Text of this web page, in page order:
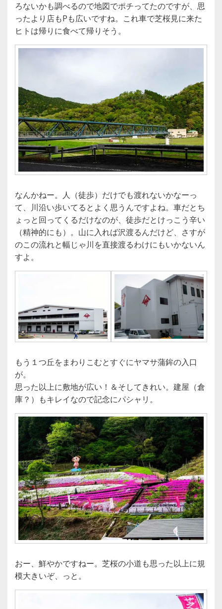
ろないかも調べるので地図でポチってたのですが、思
ったより店もPも広いですね。これ車で芝桜見に来た
ヒトは帰りに食べて帰りそう。
なんかねー。人（徒歩）だけでも渡れないかなーっ
て、川沿い歩いてるとよく思うんですよね。車だとち
ょっと回ってくるだけなのが、徒歩だとけっこう辛い
（精神的にも）。山に入れば沢渡るんだけど、さすが
のこの流れと幅じゃ川を直接渡るわけにもいかないん
すよ。
もう１つ丘をまわりこむとすぐにヤマサ蒲鉾の入口
が。
思った以上に敷地が広い！＆そしてきれい。建屋（倉
庫？）もキレイなので記念にパシャリ。
おー、鮮やかですねー。芝桜の小道も思った以上に規
模大きいぞ、っと。